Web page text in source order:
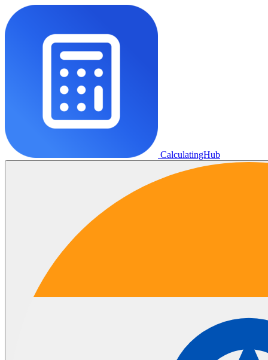
CalculatingHub